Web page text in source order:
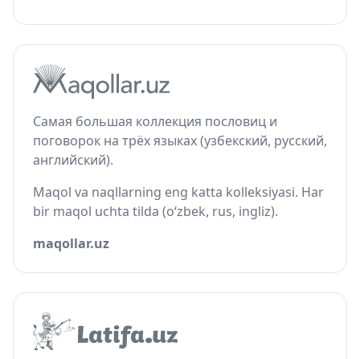
Самая большая коллекция пословиц и
поговорок на трёх языках (узбекский, русский,
английский).
Maqol va naqllarning eng katta kolleksiyasi. Har
bir maqol uchta tilda (o‘zbek, rus, ingliz).
maqollar.uz